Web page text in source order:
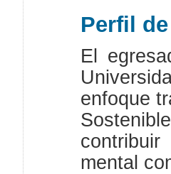
Perfil
El
enfoque
mental